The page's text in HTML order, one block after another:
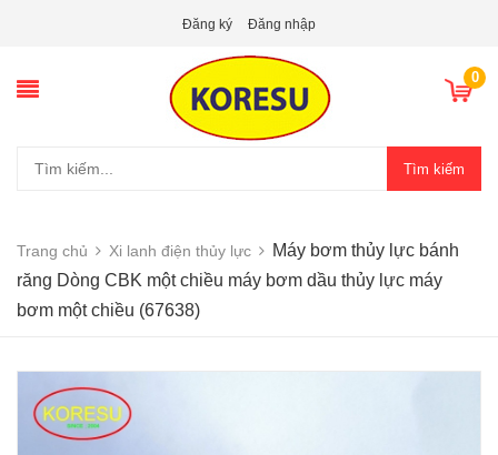
Đăng ký Đăng nhập
0
Tìm kiếm
Trang chủ Xi lanh điện thủy lực
Máy bơm thủy lực bánh
răng Dòng CBK một chiều máy bơm dầu thủy lực máy
bơm một chiều (67638)